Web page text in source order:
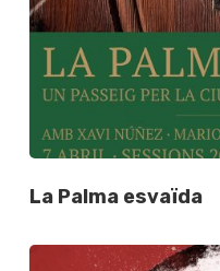
La Palma esvaïda